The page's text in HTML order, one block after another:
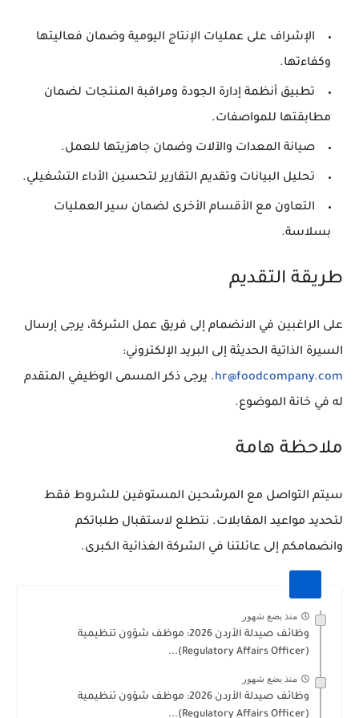
الإشراف على عمليات الإنتاج اليومية وضمان فعاليتها
وكفاءتها.
تطبيق أنظمة إدارة الجودة ومراقبة المنتجات لضمان
مطابقتها للمواصفات.
صيانة المعدات والآلات وضمان جاهزيتها للعمل.
تحليل البيانات وتقديم التقارير لتحسين الأداء التشغيلي.
التعاون مع الأقسام الأخرى لضمان سير العمليات
بسلاسة.
طريقة التقديم
على الراغبين في الانضمام إلى فريق عمل الشركة، يرجى إرسال
السيرة الذاتية الحديثة إلى البريد الإلكتروني:
hr@foodcompany.com. يرجى ذكر المسمى الوظيفي المتقدم
له في خانة الموضوع.
ملاحظة هامة
سيتم التواصل مع المرشحين المستوفين للشروط فقط
لتحديد مواعيد المقابلات. نتطلع لاستقبال طلباتكم
وانضمامكم إلى عائلتنا في الشركة الغذائية الكبرى.
منذ بضع شهور
وظائف صيدلة الأردن 2026: موظف شؤون تنظيمية
(Regulatory Affairs Officer)...
منذ بضع شهور
وظائف صيدلة الأردن 2026: موظف شؤون تنظيمية
(Regulatory Affairs Officer)...